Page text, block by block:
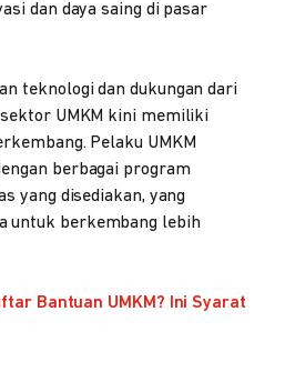
dan daya saing di pasar
teknologi dan dukungan dari
UMKM kini memiliki
Pelaku UMKM
berbagai program
yang disediakan, yang
untuk berkembang lebih
Bantuan UMKM? Ini Syarat